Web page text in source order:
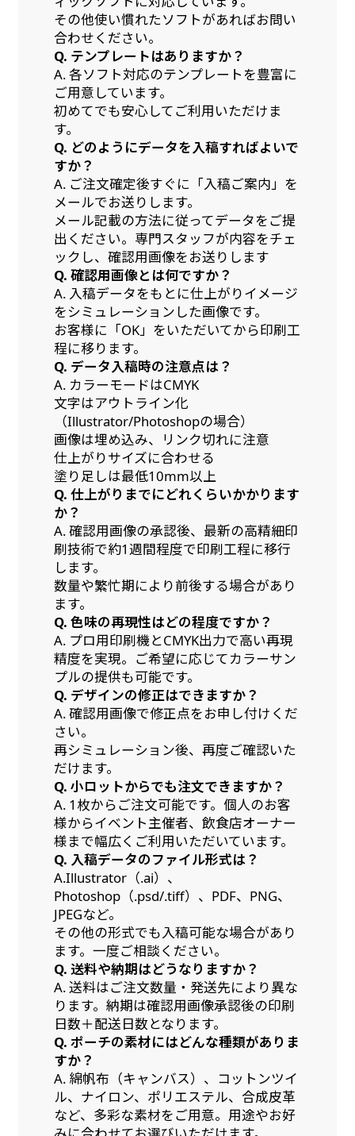
その他使い慣れたソフトがあればお問い
合わせください。
Q. テンプレートはありますか？
A. 各ソフト対応のテンプレートを豊富に
ご用意しています。
初めてでも安心してご利用いただけま
す。
Q. どのようにデータを入稿すればよいで
すか？
A. ご注文確定後すぐに「入稿ご案内」を
メールでお送りします。
メール記載の方法に従ってデータをご提
出ください。専門スタッフが内容をチェ
ックし、確認用画像をお送りします
Q. 確認用画像とは何ですか？
A. 入稿データをもとに仕上がりイメージ
をシミュレーションした画像です。
お客様に「OK」をいただいてから印刷工
程に移ります。
Q. データ入稿時の注意点は？
A. カラーモードはCMYK
文字はアウトライン化
（Illustrator/Photoshopの場合）
画像は埋め込み、リンク切れに注意
仕上がりサイズに合わせる
塗り足しは最低10mm以上
Q. 仕上がりまでにどれくらいかかります
か？
A. 確認用画像の承認後、最新の高精細印
刷技術で約1週間程度で印刷工程に移行
します。
数量や繁忙期により前後する場合があり
ます。
Q. 色味の再現性はどの程度ですか？
A. プロ用印刷機とCMYK出力で高い再現
精度を実現。ご希望に応じてカラーサン
プルの提供も可能です。
Q. デザインの修正はできますか？
A. 確認用画像で修正点をお申し付けくだ
さい。
再シミュレーション後、再度ご確認いた
だけます。
Q. 小ロットからでも注文できますか？
A. 1枚からご注文可能です。個人のお客
様からイベント主催者、飲食店オーナー
様まで幅広くご利用いただいています。
Q. 入稿データのファイル形式は？
A.Illustrator（.ai）、
Photoshop（.psd/.tiff）、PDF、PNG、
JPEGなど。
その他の形式でも入稿可能な場合があり
ます。一度ご相談ください。
Q. 送料や納期はどうなりますか？
A. 送料はご注文数量・発送先により異な
ります。納期は確認用画像承認後の印刷
日数＋配送日数となります。
Q. ポーチの素材にはどんな種類がありま
すか？
A. 綿帆布（キャンバス）、コットンツイ
ル、ナイロン、ポリエステル、合成皮革
など、多彩な素材をご用意。用途やお好
自由入力(60x180以内)
お好みのサイズで縦幕・横幕の作成が可能です。
長辺が180cm以内、短辺が60cm以内であれば自
由なサイズを指定下さい！
あんな場所こんな場所お好みのサイズでお好みの
幕の製作をお楽しみください
（※cm単位での指定でおねがいいたします。）
レギュラーのれんは横幕の上部にチチを5か所つ
けて疑似的にのれんのような幕をつくります。お
店の入口付近の装飾に是非！
レギュラースリムのれん
(180x30)
レギュラーのれんスリムは横幕の上部にチチを5
か所つけて疑似的にのれんのような幕をつくりま
す。
レギュラーのれんとの違いは縦のサイズが異なり
ます。（レギュラーのれん縦50cm／レギュラー
スリムのれん縦30cm）お店の入口付近の装飾に
是非！
るに近くなるイメージ）一般的な方法は、旗の
素材に特殊な化学薬品を使用して延焼を抑えま
す。
お急ぎ［ +330円 ］
お急ぎは翌営業日発送（基本12時締め切り)枚数
によって対応できない場合、ギリギリでも対応
できる場合もあります。防炎加工、トロピカル
生地は対応不可です。